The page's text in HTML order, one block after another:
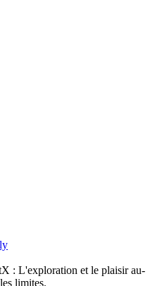
: L'exploration et le plaisir au-
limites.